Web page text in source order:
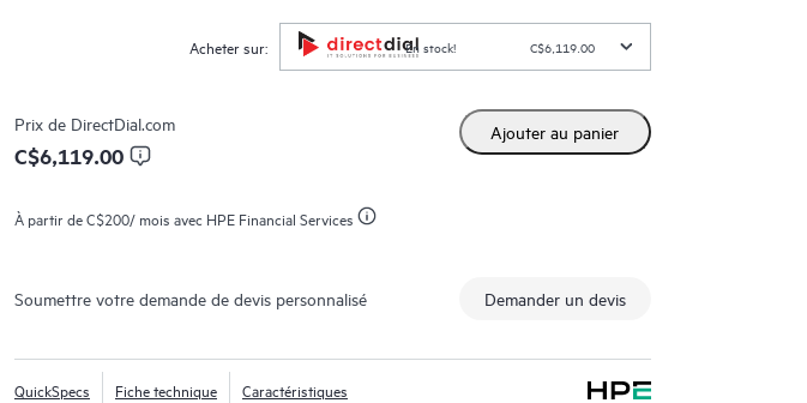
Acheter sur: En stock! C$6,119.00
Prix de DirectDial.com
C$6,119.00
À partir deC$200/ mois avec HPE Financial Services
Ajouter au panier
Soumettre votre demande de devis personnalisé Demander un devis
QuickSpecs Fiche technique Caractéristiques